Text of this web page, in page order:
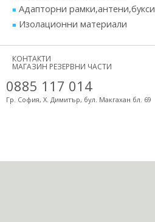
Адапторни рамки,антени,букси
Изолационни материали
КОНТАКТИ
МАГАЗИН РЕЗЕРВНИ ЧАСТИ
0885 117 014
Гр. София, Х. Димитър, бул. Макгахан бл. 69